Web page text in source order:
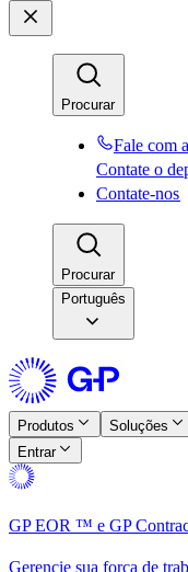
Procurar​​
Fale com
Contate o
Contate-nos​​
Procurar​​
Português
Produtos​​ Soluções​​
Entrar​​
GP EOR ™ e GP
Gerencie sua força de